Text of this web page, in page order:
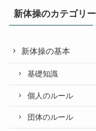
新体操のカテゴリー
新体操の基本
基礎知識
個人のルール
団体のルール